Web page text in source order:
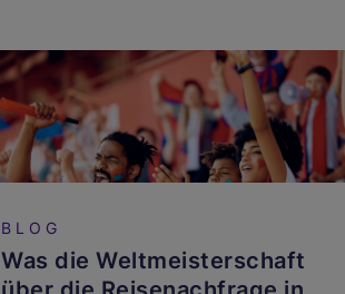
BLOG
Was die Weltmeisterschaft